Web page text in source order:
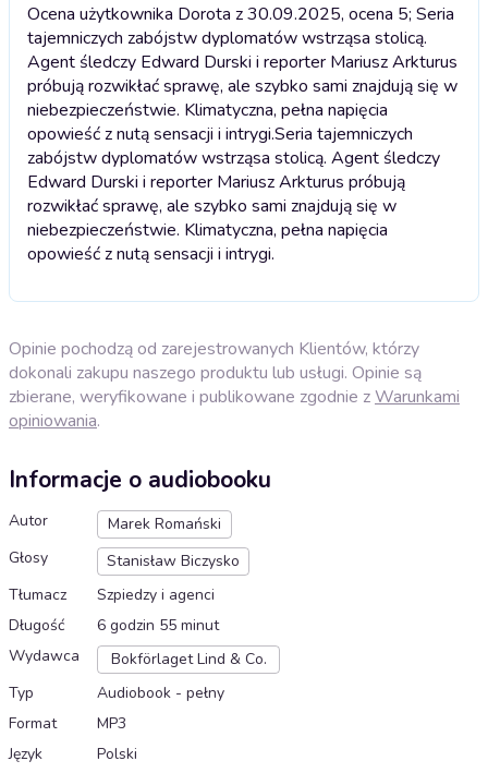
Ocena użytkownika Dorota z 30.09.2025, ocena 5; Seria
tajemniczych zabójstw dyplomatów wstrząsa stolicą.
Agent śledczy Edward Durski i reporter Mariusz Arkturus
próbują rozwikłać sprawę, ale szybko sami znajdują się w
niebezpieczeństwie. Klimatyczna, pełna napięcia
opowieść z nutą sensacji i intrygi.Seria tajemniczych
zabójstw dyplomatów wstrząsa stolicą. Agent śledczy
Edward Durski i reporter Mariusz Arkturus próbują
rozwikłać sprawę, ale szybko sami znajdują się w
niebezpieczeństwie. Klimatyczna, pełna napięcia
opowieść z nutą sensacji i intrygi.
Opinie pochodzą od zarejestrowanych Klientów, którzy
dokonali zakupu naszego produktu lub usługi. Opinie są
zbierane, weryfikowane i publikowane zgodnie zWarunkami
opiniowania.
Informacje o audiobooku
Autor
Marek Romański
Głosy
Stanisław Biczysko
Tłumacz
Szpiedzy i agenci
Długość
6 godzin 55 minut
Wydawca
Bokförlaget Lind & Co.
Typ
Audiobook - pełny
Format
MP3
Język
Polski